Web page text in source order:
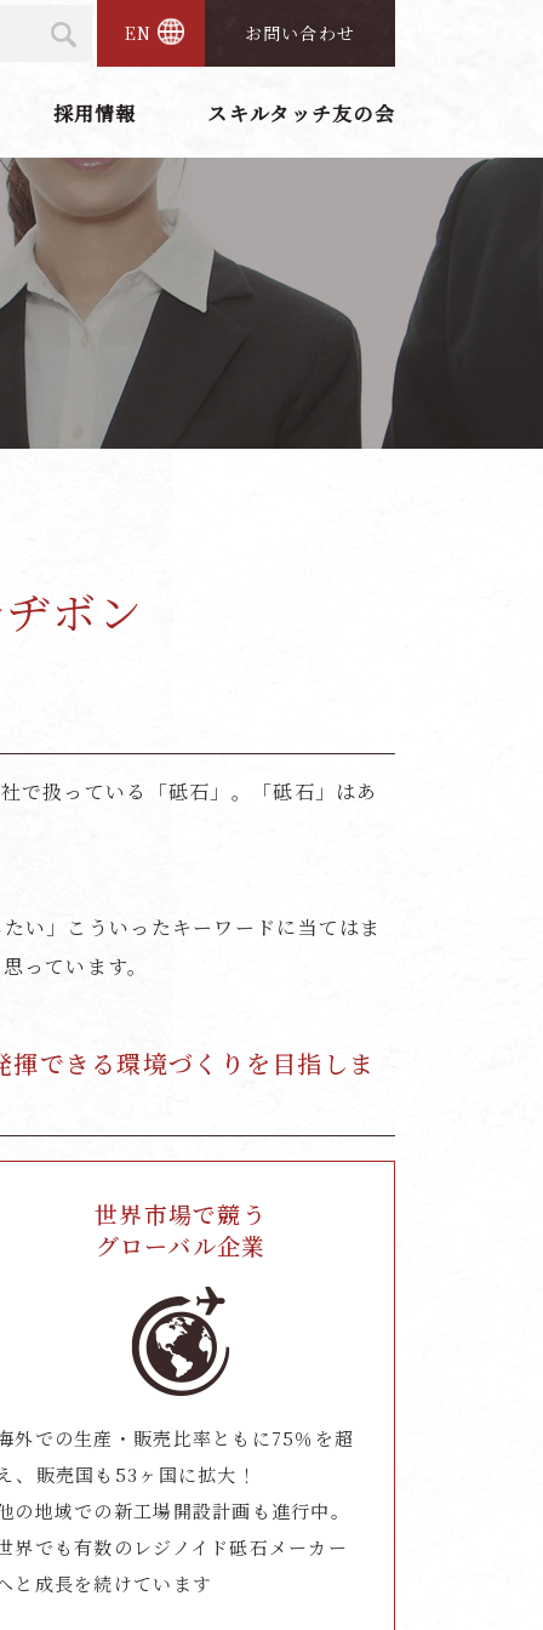
お問い合わせ
EN
採用情報 スキルタッチ友の会
ボン
で扱っている「砥石」。「砥石」はあ
い」こういったキーワードに当てはま
っています。
できる環境づくりを目指しま
世界市場で競う
グローバル企業
外での生産・販売比率ともに75％を超
、販売国も53ヶ国に拡大！
の地域での新工場開設計画も進行中。
界でも有数のレジノイド砥石メーカー
と成長を続けています